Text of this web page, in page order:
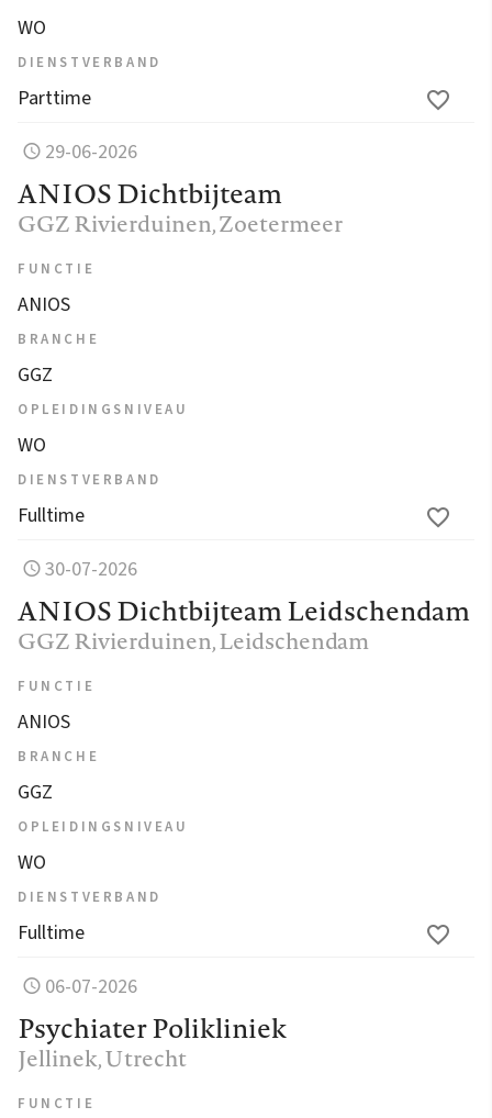
WO
DIENSTVERBAND
Parttime
29-06-2026
ANIOS Dichtbijteam
GGZ Rivierduinen, Zoetermeer
FUNCTIE
ANIOS
BRANCHE
GGZ
OPLEIDINGSNIVEAU
WO
DIENSTVERBAND
Fulltime
30-07-2026
ANIOS Dichtbijteam Leidschendam
GGZ Rivierduinen, Leidschendam
FUNCTIE
ANIOS
BRANCHE
GGZ
OPLEIDINGSNIVEAU
WO
DIENSTVERBAND
Fulltime
06-07-2026
Psychiater Polikliniek
Jellinek, Utrecht
FUNCTIE